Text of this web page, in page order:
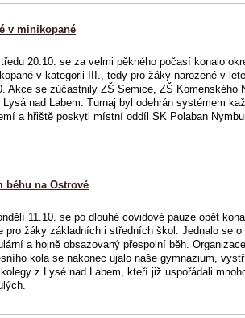
v minikopané
20.10. se za velmi pěkného počasí konalo
v kategorii III., tedy pro žáky narozené v
Akce se zúčastnily ZŠ Semice, ZŠ Komenského
Lysá nad Labem. Turnaj byl odehrán systémem
a hřiště poskytl místní oddíl SK Polaban
běhu na Ostrově
11.10. se po dlouhé covidové pauze opět
pro žáky základních i středních škol. Jednalo se o
a hojně obsazovaný přespolní běh.
kola se nakonec ujalo naše gymnázium,
z Lysé nad Labem, kteří již uspořádali